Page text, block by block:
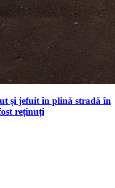
și jefuit în plină stradă în
reținuți